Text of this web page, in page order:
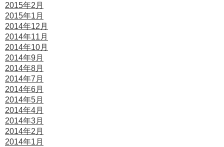
2015年2月
2015年1月
2014年12月
2014年11月
2014年10月
2014年9月
2014年8月
2014年7月
2014年6月
2014年5月
2014年4月
2014年3月
2014年2月
2014年1月